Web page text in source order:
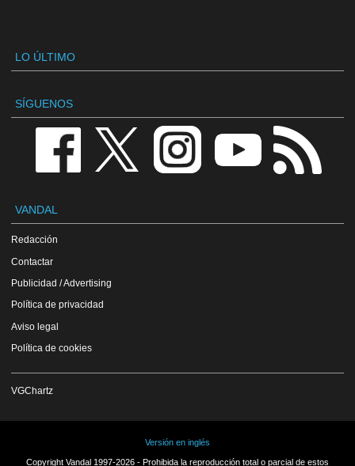
LO ÚLTIMO
SÍGUENOS
VANDAL
Redacción
Contactar
Publicidad / Advertising
Política de privacidad
Aviso legal
Política de cookies
VGChartz
Versión en inglés
Copyright Vandal 1997-2026 - Prohibida la reproducción total o parcial de estos